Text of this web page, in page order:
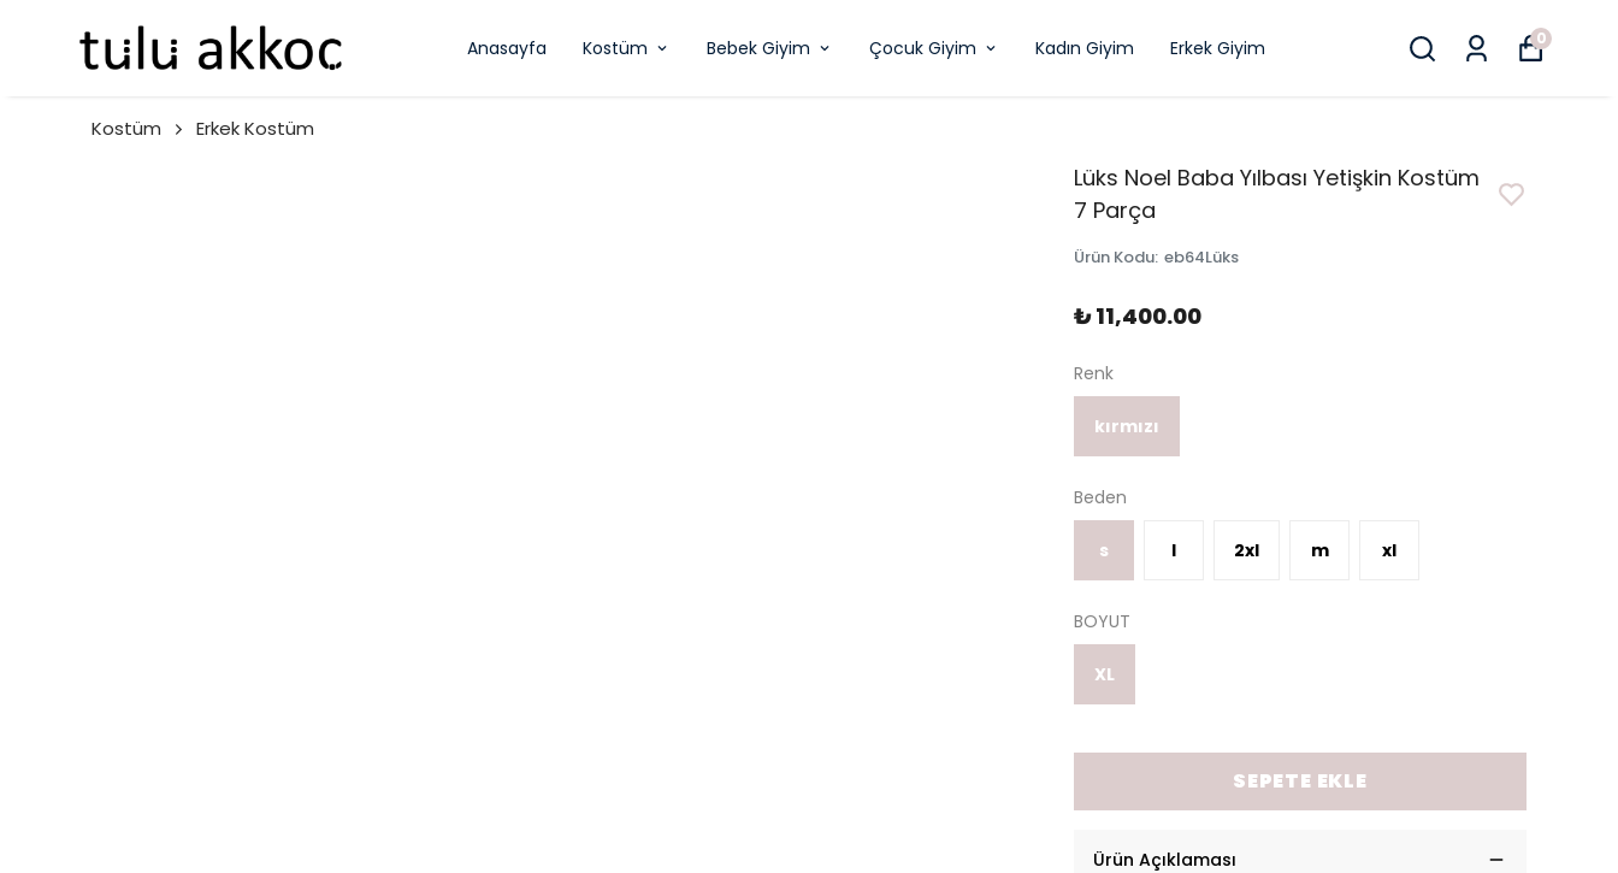
Anasayfa Kostüm Bebek Giyim Çocuk Giyim Kadın Giyim Erkek Giyim 0
Kostüm Erkek Kostüm
Lüks Noel Baba Yılbası Yetişkin Kostüm
7 Parça
Ürün Kodu: eb64Lüks
₺ 11,400.00
Renk
kırmızı
Beden
s l 2xl m xl
BOYUT
XL
SEPETE EKLE
Ürün Açıklaması